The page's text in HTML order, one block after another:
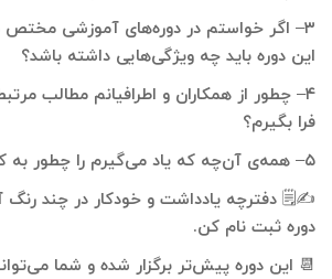
۳– اگر خواستم در دوره‌های آموزشی مختص
این دوره باید چه ویژگی‌هایی داشته باشد؟
۴– چطور از همکاران و اطرافیانم مطالب
فرا بگیرم؟
۵– همه‌ی آن‌چه که یاد می‌گیرم را چطور به
✍️🗒 دفترچه یادداشت و خودکار در چند رنگ
دوره ثبت نام کن.
📆 این دوره پیش‌تر برگزار شده و شما